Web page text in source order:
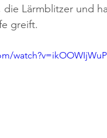
Lärmblitzer und
greift.